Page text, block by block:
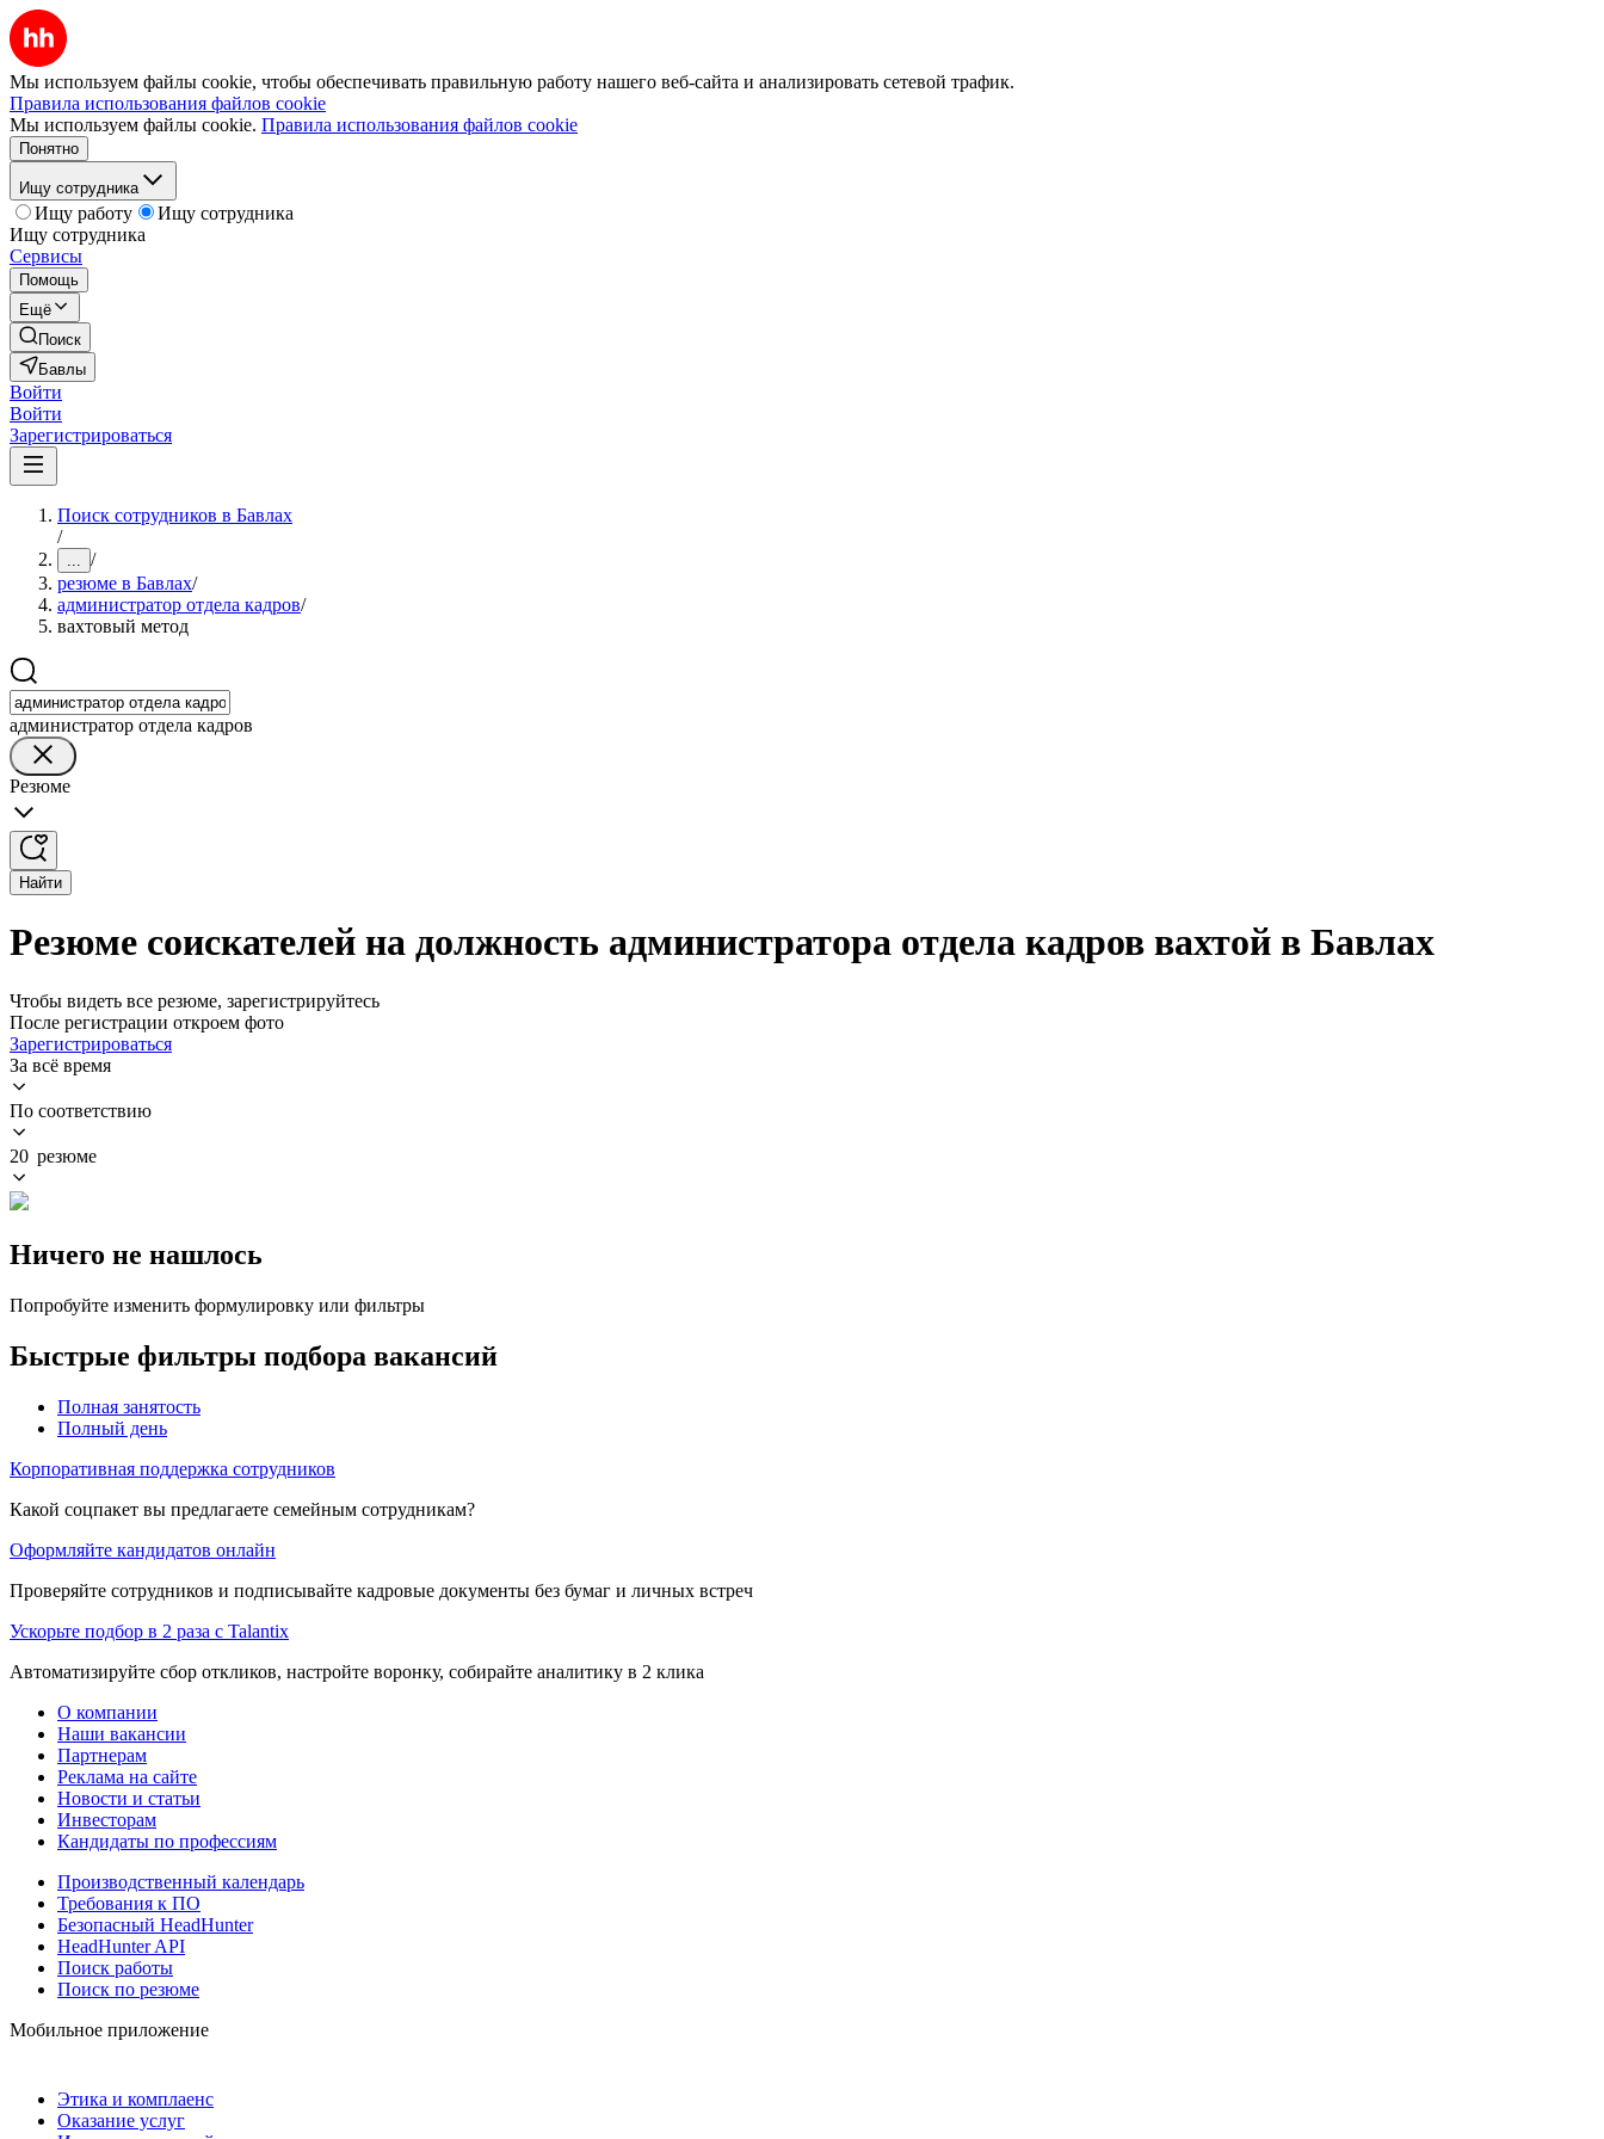
Мы используем файлы cookie, чтобы обеспечивать правильную работу нашего веб-сайта и анализировать сетевой трафик.
Правила использования файлов cookie
Мы используем файлы cookie. Правила использования файлов cookie
Понятно
Ищу сотрудника
Ищу работу
Ищу сотрудника
Ищу сотрудника
Сервисы
Помощь
Ещё
Поиск
Бавлы
Войти
Войти
Зарегистрироваться
Поиск сотрудников в Бавлах
/
... /
резюме в Бавлах/
администратор отдела кадров/
вахтовый метод
администратор отдела кадров
Резюме
Найти
Резюме соискателей на должность администратора отдела кадров вахтой в Бавлах
Чтобы видеть все резюме, зарегистрируйтесь
После регистрации откроем фото
Зарегистрироваться
За всё время
По соответствию
20 резюме
Ничего не нашлось
Попробуйте изменить формулировку или фильтры
Быстрые фильтры подбора вакансий
Полная занятость
Полный день
Корпоративная поддержка сотрудников
Какой соцпакет вы предлагаете семейным сотрудникам?
Оформляйте кандидатов онлайн
Проверяйте сотрудников и подписывайте кадровые документы без бумаг и личных встреч
Ускорьте подбор в 2 раза с Talantix
Автоматизируйте сбор откликов, настройте воронку, собирайте аналитику в 2 клика
О компании
Наши вакансии
Партнерам
Реклама на сайте
Новости и статьи
Инвесторам
Кандидаты по профессиям
Производственный календарь
Требования к ПО
Безопасный HeadHunter
HeadHunter API
Поиск работы
Поиск по резюме
Мобильное приложение
Этика и комплаенс
Оказание услуг